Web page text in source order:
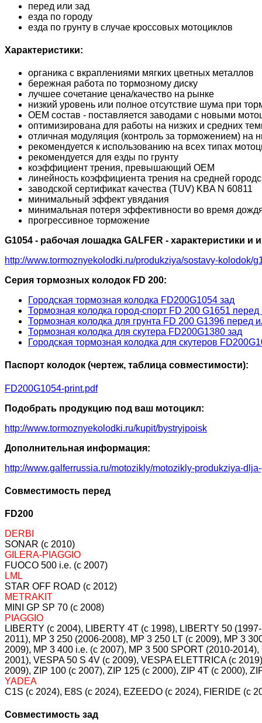
перед или зад
езда по городу
езда по грунту в случае кроссовых мотоциклов
Характеристики:
органика с вкраплениями мягких цветных металлов
бережная работа по тормозному диску
лучшее сочетание цена/качество на рынке
низкий уровень или полное отсутствие шума при
OEM состав - поставляется заводами с новыми
оптимизирована для работы на низких и средних
отличная модуляция (контроль за торможением) на
рекомендуется к использованию на всех типах
рекомендуется для езды по грунту
коэффициент трения, превышающий OEM
линейность коэффициента трения на средней
заводской сертификат качества (TUV) KBA N 60811
минимальный эффект увядания
минимальная потеря эффективности во время
прогрессивное торможение
G1054 - рабочая лошадка GALFER - характеристики
http://www.tormoznyekolodki.ru/produkziya/sostavy-kolodok/
Серия тормозных колодок FD 200:
Городская тормозная колодка FD200G1054 зад
Тормозная колодка город-спорт FD 200 G1651 перед
Тормозная колодка для грунта FD 200 G1396 перед
Тормозная колодка для скутера FD200G1380 зад
Городская тормозная колодка для скутеров
Паспорт колодок (чертеж, таблица совместимости):
FD200G1054-print.pdf
Подобрать продукцию под ваш мотоцикл:
http://www.tormoznyekolodki.ru/kupit/bystryipoisk
Дополнительная информация:
http://www.galferrussia.ru/motozikly/motozikly-produkziya-
Совместимость перед
FD200
DERBI
SONAR (c 2010)
GILERA-PIAGGIO
FUOCO 500 i.e. (c 2007)
LML
STAR OFF ROAD (c 2012)
METRAKIT
MINI GP SP 70 (c 2008)
PIAGGIO
LIBERTY (c 2004), LIBERTY 4T (c 1998), LIBERTY 50
2011), MP 3 250 (2006-2008), MP 3 250 LT (c 2009), MP 3
2009), MP 3 400 i.e. (c 2007), MP 3 500 SPORT (2010-
2001), VESPA 50 S 4V (c 2009), VESPA ELETTRICA (c
2009), ZIP 100 (c 2007), ZIP 125 (c 2000), ZIP 4T (c 2000),
YADEA
C1S (c 2024), E8S (c 2024), EZEEDO (c 2024), FIERIDE (c
Совместимость зад